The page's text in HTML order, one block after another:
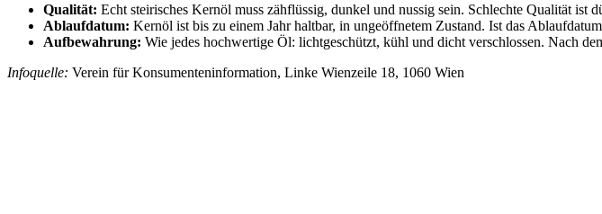
Qualität: Echt steirisches Kernöl muss zähflüssig, dunkel und nussig sein. Schlechte Qualität ist
Ablaufdatum: Kernöl ist bis zu einem Jahr haltbar, in ungeöffnetem Zustand. Ist das
Aufbewahrung: Wie jedes hochwertige Öl: lichtgeschützt, kühl und dicht verschlossen. Nach
Infoquelle: Verein für Konsumenteninformation, Linke Wienzeile 18, 1060 Wien